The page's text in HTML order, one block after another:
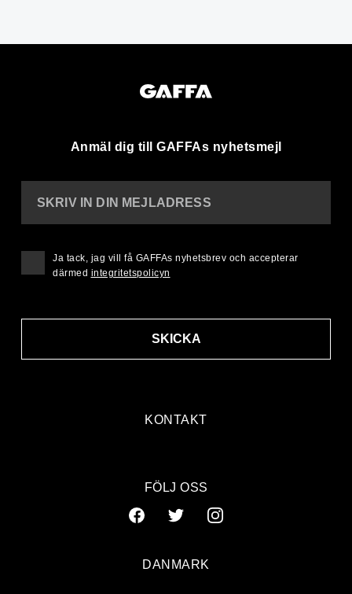
Anmäl dig till GAFFAs nyhetsmejl
KONTAKT
SKRIV IN DIN MEJLADRESS
SKICKA
Ja tack, jag vill få GAFFAs nyhetsbrev och accepterar
därmed integritetspolicyn
FÖLJ OSS
DANMARK